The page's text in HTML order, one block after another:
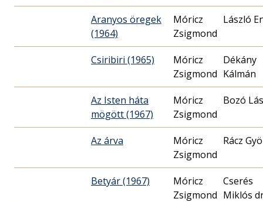
Aranyos öregek
(1964)
Móricz
Zsigmond
László
Csiribiri (1965)
Móricz
Zsigmond
Dékány
Kálmán
Az Isten háta
mögött (1967)
Móricz
Zsigmond
Bozó
Az árva
Móricz
Zsigmond
Rácz
Betyár (1967)
Móricz
Zsigmond
Cserés
Miklós